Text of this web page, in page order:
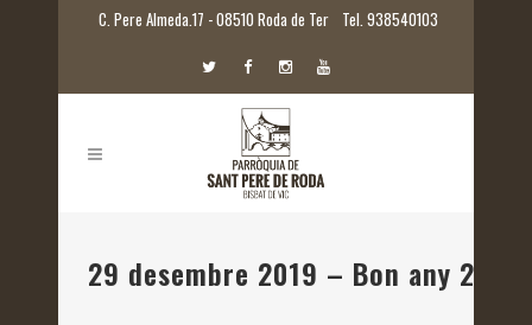
C. Pere Almeda.17 - 08510 Roda de Ter Tel. 938540103
29 desembre 2019 – Bon any 2020!